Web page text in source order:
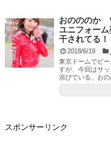
おのののか
ユニフォーム
干されてる！
2018/6/19
東京ドームでビ
すが、今回はサ
浴びている、おの
スポンサーリンク